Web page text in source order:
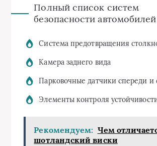
Полный список систем
безопасности автомобилей
Система предотвращения
Камера заднего вида
Парковочные датчики спереди и
Элементы контроля
Рекомендуем: Чем
шотландский виски